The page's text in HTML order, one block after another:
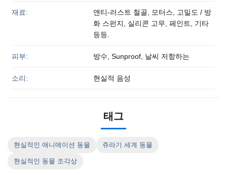
재료:
앤티-러스트 철골, 모터스, 고밀도 / 방
화 스펀지, 실리콘 고무, 페인트, 기타
등등.
피부: 방수, Sunproof, 날씨 저항하는
소리: 현실적 음성
태그
현실적인 애니메이션 동물 쥬라기 세계 동물
현실적인 동물 조각상